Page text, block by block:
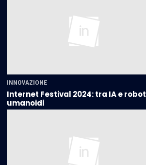
INNOVAZIONE
Internet Festival 2024: tra IA e robot
umanoidi